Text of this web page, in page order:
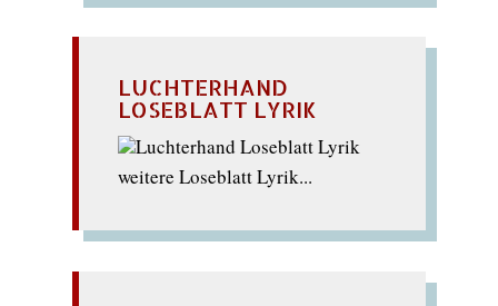
LUCHTERHAND
LOSEBLATT LYRIK
weitere Loseblatt Lyrik...